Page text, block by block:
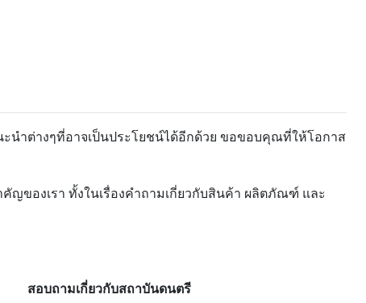
นำต่างๆที่อาจเป็นประโยชน์ได้อีกด้วย ขอขอบคุณที่ให้โอกาส
ญของเรา ทั้งในเรื่องคำถามเกี่ยวกับสินค้า ผลิตภัณฑ์ และ
สอบถามเกี่ยวกับสถาบันดนตรี